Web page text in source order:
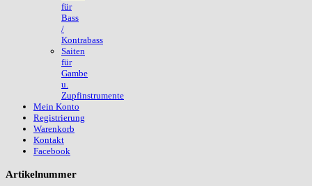
für
Bass
/
Kontrabass
Saiten
für
Gambe
u.
Zupfinstrumente
Mein Konto
Registrierung
Warenkorb
Kontakt
Facebook
Artikelnummer